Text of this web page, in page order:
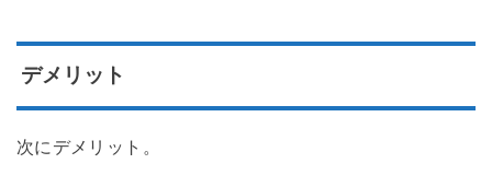
デメリット
次にデメリット。